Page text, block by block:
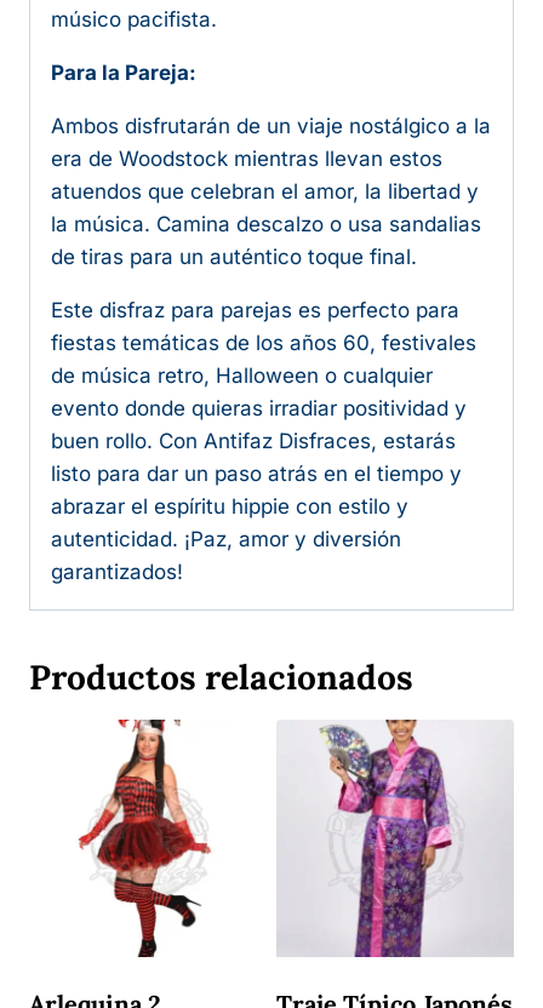
músico pacifista.
Para la Pareja:
Ambos disfrutarán de un viaje nostálgico a la
era de Woodstock mientras llevan estos
atuendos que celebran el amor, la libertad y
la música. Camina descalzo o usa sandalias
de tiras para un auténtico toque final.
Este disfraz para parejas es perfecto para
fiestas temáticas de los años 60, festivales
de música retro, Halloween o cualquier
evento donde quieras irradiar positividad y
buen rollo. Con Antifaz Disfraces, estarás
listo para dar un paso atrás en el tiempo y
abrazar el espíritu hippie con estilo y
autenticidad. ¡Paz, amor y diversión
garantizados!
Productos relacionados